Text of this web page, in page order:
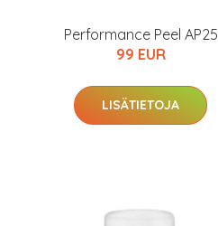
Performance Peel AP25
99 EUR
LISÄTIETOJA